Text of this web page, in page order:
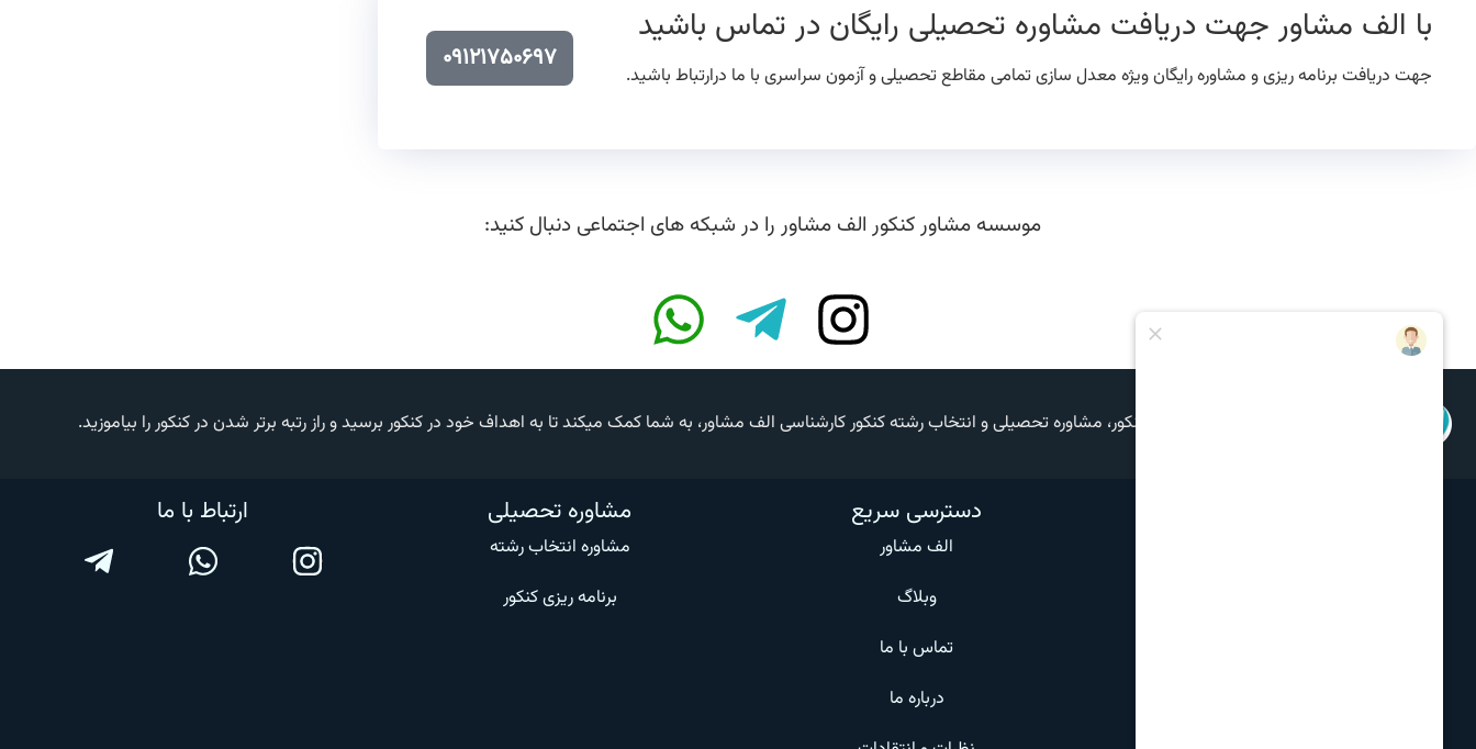
با الف مشاور جهت دریافت مشاوره تحصیلی رایگان در تماس باشید
جهت دریافت برنامه ریزی و مشاوره رایگان ویژه معدل سازی تمامی مقاطع تحصیلی و آزمون سراسری با ما درارتباط باشید.
۰۹۱۲۱۷۵۰۶۹۷
موسسه مشاور کنکور الف مشاور را در شبکه های اجتماعی دنبال کنید:
موسسه مشاور کنکور، مشاوره تحصیلی و انتخاب رشته کنکور کارشناسی الف مشاور، به شما کمک میکند تا به اهداف خود در کنکور برسید و راز رتبه برتر شدن در کنکور را بیاموزید.
دسترسی سریع
الف مشاور
وبلاگ
تماس با ما
درباره ما
مشاوره تحصیلی
مشاوره انتخاب رشته
برنامه ریزی کنکور
ارتباط با ما